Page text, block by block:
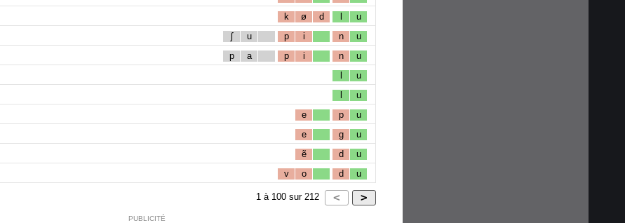
k ø d l u
ʃ u p i n u
p a p i n u
l u
l u
e p u
e g u
ẽ d u
v o d u
1 à 100 sur 212
PUBLICITÉ